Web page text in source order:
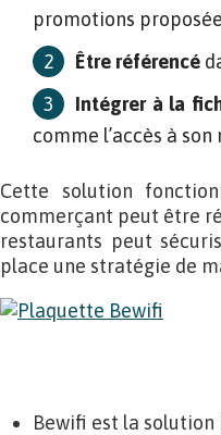
promotions
Être référencé
Intégrer à la
comme l’accès à
Cette solution
commerçant peut être
restaurants peut
place une stratégie de
Bewifi est la solution